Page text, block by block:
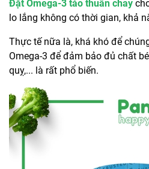
Đặt Omega-3 tảo thuần chay
lo lắng không có thời gian, khả
Thực tế nữa là, khá khó để
Omega-3 để đảm bảo đủ chất
quỵ,... là rất phổ biến.